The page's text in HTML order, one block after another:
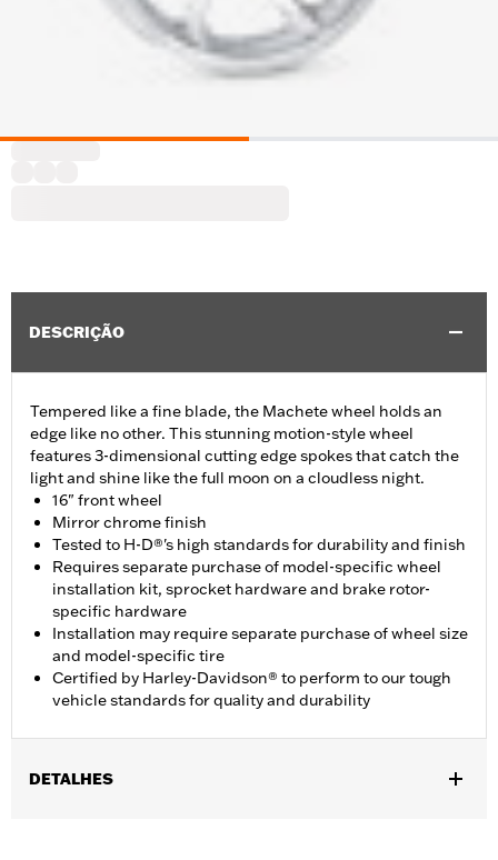
DESCRIÇÃO
Tempered like a fine blade, the Machete wheel holds an
edge like no other. This stunning motion-style wheel
features 3-dimensional cutting edge spokes that catch the
light and shine like the full moon on a cloudless night.
16" front wheel
Mirror chrome finish
Tested to H-D®'s high standards for durability and finish
Requires separate purchase of model-specific wheel
installation kit, sprocket hardware and brake rotor-
specific hardware
Installation may require separate purchase of wheel size
and model-specific tire
Certified by Harley-Davidson® to perform to our tough
vehicle standards for quality and durability
DETALHES